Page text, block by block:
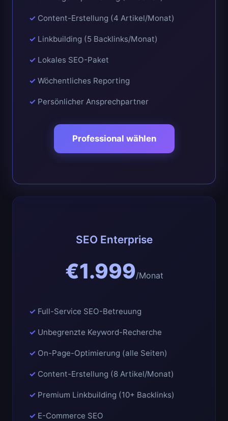
Content-Erstellung (4 Artikel/Monat)
Linkbuilding (5 Backlinks/Monat)
Lokales SEO-Paket
Wöchentliches Reporting
Persönlicher Ansprechpartner
Professional wählen
SEO Enterprise
€1.999/Monat
Full-Service SEO-Betreuung
Unbegrenzte Keyword-Recherche
On-Page-Optimierung (alle Seiten)
Content-Erstellung (8 Artikel/Monat)
Premium Linkbuilding (10+ Backlinks)
E-Commerce SEO